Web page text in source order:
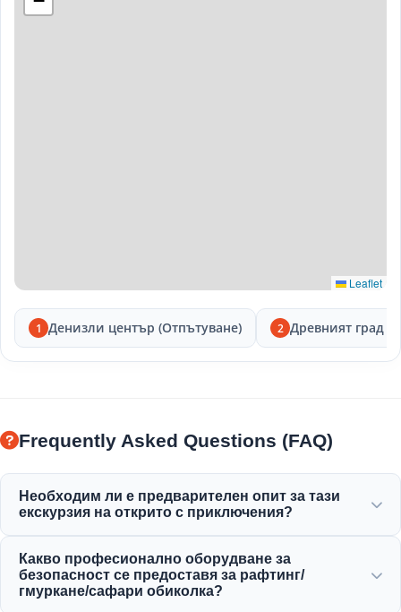
Leaflet
1 Денизли център (Отпътуване) 2 Древният град
Frequently Asked Questions (FAQ)
Необходим ли е предварителен опит за тази
екскурзия на открито с приключения?
Професионалните гидове ще ви дадат пълни
инструкции и ще ви придружават по време на
Какво професионално оборудване за
безопасност се предоставя за рафтинг/
гмуркане/сафари обиколка?